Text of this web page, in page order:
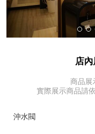
店
商品展
實際展示商品請